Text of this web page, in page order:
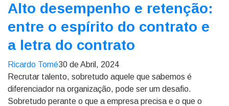
Alto desempenho e retenção:
entre o espírito do contrato e
a letra do contrato
Ricardo Tomé30 de Abril, 2024
Recrutar talento, sobretudo aquele que sabemos é
diferenciador na organização, pode ser um desafio.
Sobretudo perante o que a empresa precisa e o que o